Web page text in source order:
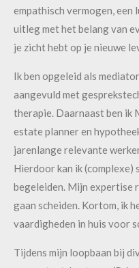
empathisch vermogen,
uitleg met het belang van
je zicht hebt op je nieuwe
Ik ben opgeleid als
aangevuld met
therapie. Daarnaast ben ik
estate planner en
jarenlange relevante
Hierdoor kan ik
begeleiden. Mijn expertise
gaan scheiden. Kortom, ik
vaardigheden in huis voor
Tijdens mijn loopbaan bij